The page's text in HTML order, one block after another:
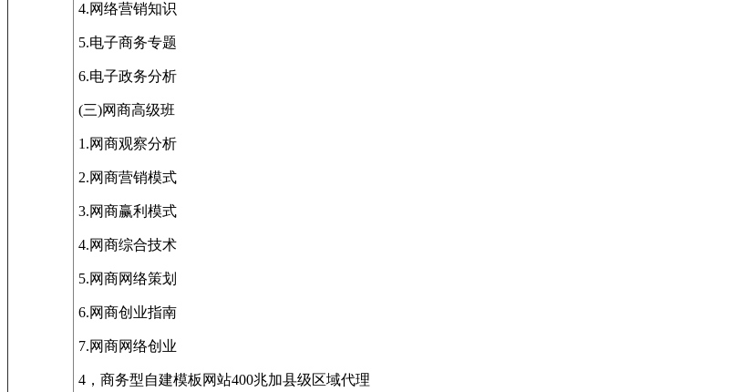
4.网络营销知识
5.电子商务专题
6.电子政务分析
(三)网商高级班
1.网商观察分析
2.网商营销模式
3.网商赢利模式
4.网商综合技术
5.网商网络策划
6.网商创业指南
7.网商网络创业
4，商务型自建模板网站400兆加县级区域代理